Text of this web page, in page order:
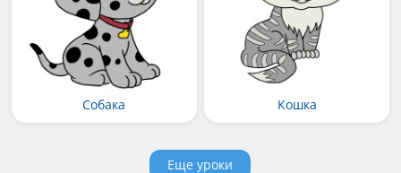
Собака Кошка
Еще уроки